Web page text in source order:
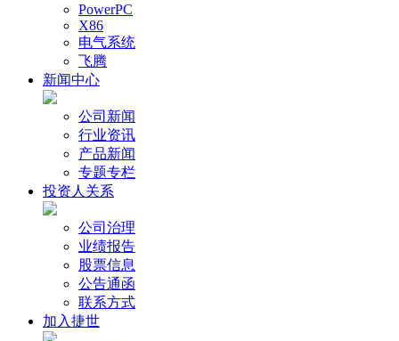
PowerPC
X86
电气系统
飞腾
新闻中心
公司新闻
行业资讯
产品新闻
专题专栏
投资人关系
公司治理
业绩报告
股票信息
公告通函
联系方式
加入捷世